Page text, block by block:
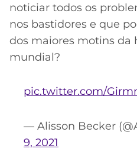
noticiar todos os
nos bastidores e que
dos maiores motins da
mundial?
pic.twitter.com/
— Alisson Becker
9, 2021